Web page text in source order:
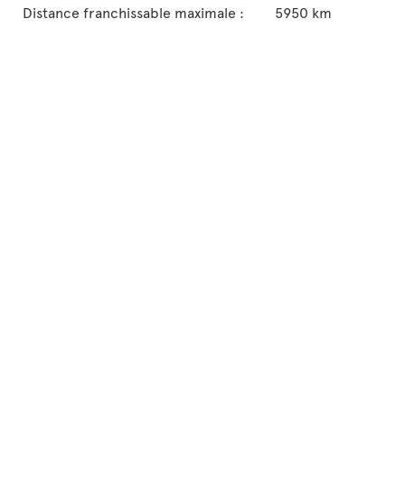
Distance franchissable maximale : 5950 km